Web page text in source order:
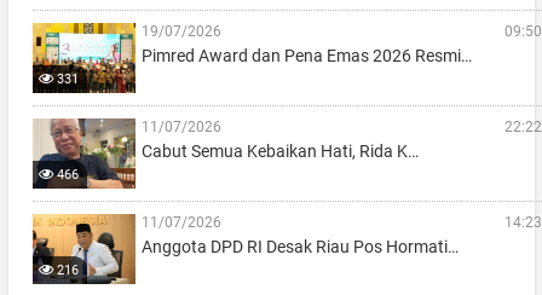
331
19/07/2026 09:50
Pimred Award dan Pena Emas 2026 Resmi…
466
11/07/2026 22:22
Cabut Semua Kebaikan Hati, Rida K…
216
11/07/2026 14:23
Anggota DPD RI Desak Riau Pos Hormati…